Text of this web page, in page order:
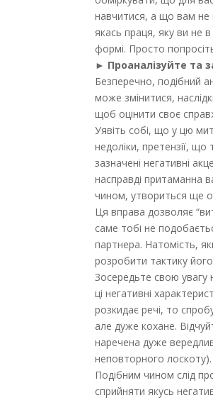
навчитися, а що вам не
якась праця, яку ви не
формі. Просто
► Проаналізуйте та
Безперечно, подібний
може змінитися,
щоб оцінити своє
Уявіть собі, що у цю
недоліки, претензії,
зазначені негативні
насправді притаманна
чином, утвориться ще
Ця вправа дозволяє
саме тобі не
партнера. Натомість,
розробити тактику
Зосередьте свою увагу
ці негативні
розкидає речі, то
але дуже кохане.
наречена дуже
неповторного лоскоту).
Подібним чином слід
сприйняти якусь